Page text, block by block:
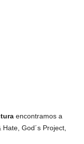
encontramos a
God´s Project,